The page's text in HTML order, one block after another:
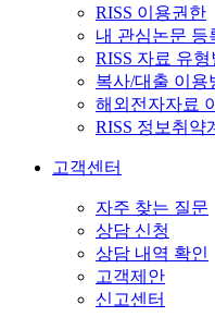
RISS 이용권한
내 관심논문 등
RISS 자료 유
복사/대출 이용
해외전자자료
RISS 정보취약
고객센터
자주 찾는 질문
상담 신청
상담 내역 확인
고객제안
신고센터